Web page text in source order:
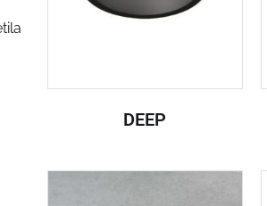
DEEP